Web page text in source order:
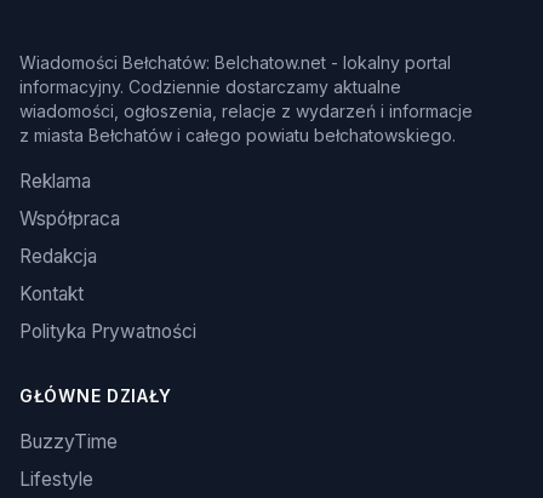
Wiadomości Bełchatów: Belchatow.net - lokalny portal
informacyjny. Codziennie dostarczamy aktualne
wiadomości, ogłoszenia, relacje z wydarzeń i informacje
z miasta Bełchatów i całego powiatu bełchatowskiego.
Reklama
Współpraca
Redakcja
Kontakt
Polityka Prywatności
GŁÓWNE DZIAŁY
BuzzyTime
Lifestyle